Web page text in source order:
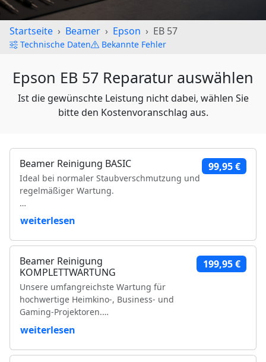
Startseite Beamer Epson EB 57
Technische Daten Bekannte Fehler
Epson EB 57 Reparatur auswählen
Ist die gewünschte Leistung nicht dabei, wählen Sie
bitte den Kostenvoranschlag aus.
Beamer Reinigung BASIC
Ideal bei normaler Staubverschmutzung und
regelmäßiger Wartung.
Leistungsumfang:
Reinigung der Luftfilter und Gehäuseteile
Reinigung der Kühlkörper
Objektivreinigung
Entfernung loser Staubablagerungen im
Geräteinneren
Prüfung der Bildqualität
Funktionsprüfung
weiterlesen
99,95 €
Beamer Reinigung
KOMPLETTWARTUNG
Unsere umfangreichste Wartung für
hochwertige Heimkino-, Business- und
Gaming-Projektoren.
Leistungsumfang:
weiterlesen
199,95 €